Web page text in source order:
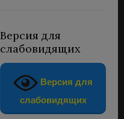
Версия для
слабовидящих
Версия для
слабовидящих